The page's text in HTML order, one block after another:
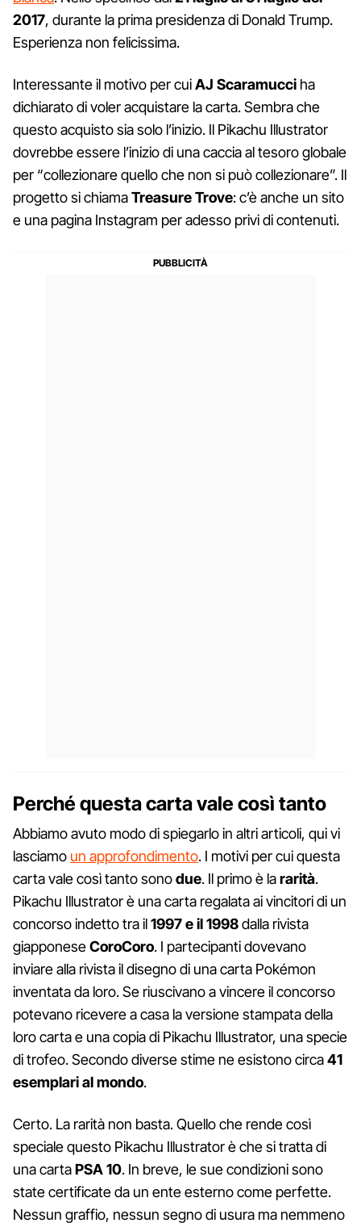
2017, durante la prima presidenza di Donald Trump.
Esperienza non felicissima.
Interessante il motivo per cuiAJ Scaramucci ha
dichiarato di voler acquistare la carta. Sembra che
questo acquisto sia solo l’inizio. Il Pikachu Illustrator
dovrebbe essere l’inizio di una caccia al tesoro globale
per “collezionare quello che non si può collezionare”. Il
progetto si chiamaTreasure Trove: c’è anche un sito
e una pagina Instagram per adesso privi di contenuti.
Perché questa carta vale così tanto
Abbiamo avuto modo di spiegarlo in altri articoli, qui vi
lasciamo un approfondimento. I motivi per cui questa
carta vale così tanto sonodue. Il primo è lararità.
Pikachu Illustrator è una carta regalata ai vincitori di un
concorso indetto tra il1997 e il 1998dalla rivista
giapponeseCoroCoro. I partecipanti dovevano
inviare alla rivista il disegno di una carta Pokémon
inventata da loro. Se riuscivano a vincere il concorso
potevano ricevere a casa la versione stampata della
loro carta e una copia di Pikachu Illustrator, una specie
di trofeo. Secondo diverse stime ne esistono circa41
esemplari al mondo.
Certo. La rarità non basta. Quello che rende così
speciale questo Pikachu Illustrator è che si tratta di
una cartaPSA 10. In breve, le sue condizioni sono
state certificate da un ente esterno come perfette.
Nessun graffio, nessun segno di usura ma nemmeno